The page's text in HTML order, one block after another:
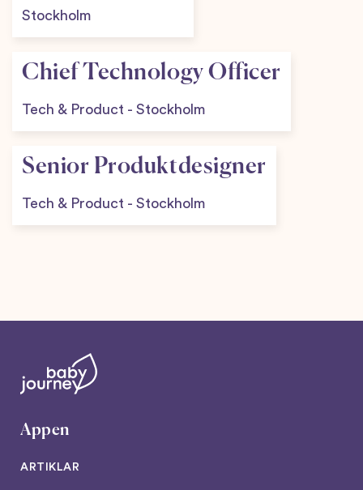
Stockholm
Chief Technology Officer
Tech & Product - Stockholm
Senior Produktdesigner
Tech & Product - Stockholm
Appen
ARTIKLAR